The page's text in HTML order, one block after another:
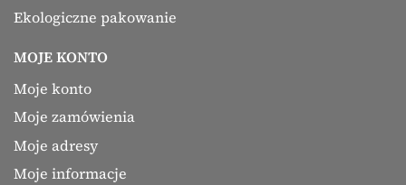
Ekologiczne pakowanie
MOJE KONTO
Moje konto
Moje zamówienia
Moje adresy
Moje informacje